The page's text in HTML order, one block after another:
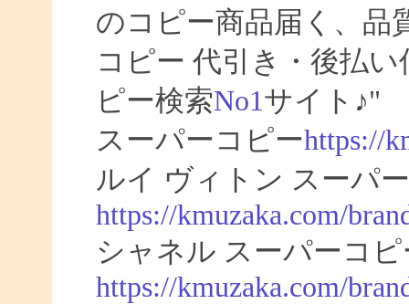
のコピー商品届く、品
コピー 代引き・後払
ピー検索No1サイト♪"
スーパーコピーhttps://
ルイ ヴィトン スーパ
https://kmuzaka.com/
シャネル スーパーコピ
https://kmuzaka.com/